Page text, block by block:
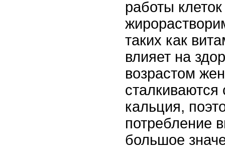
работы
таких как
влияет на
возрастом
кальция,
потребление
большое